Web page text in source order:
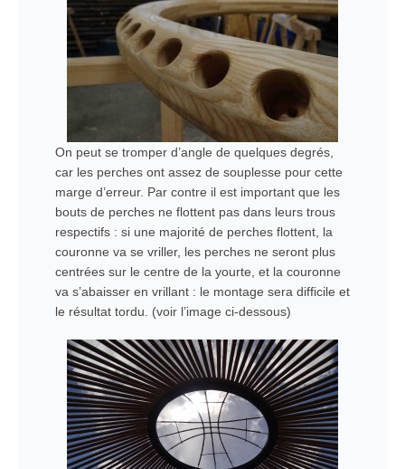
On peut se tromper d’angle de quelques degrés,
car les perches ont assez de souplesse pour cette
marge d’erreur. Par contre il est important que les
bouts de perches ne flottent pas dans leurs trous
respectifs : si une majorité de perches flottent, la
couronne va se vriller, les perches ne seront plus
centrées sur le centre de la yourte, et la couronne
va s’abaisser en vrillant : le montage sera difficile et
le résultat tordu. (voir l’image ci-dessous)